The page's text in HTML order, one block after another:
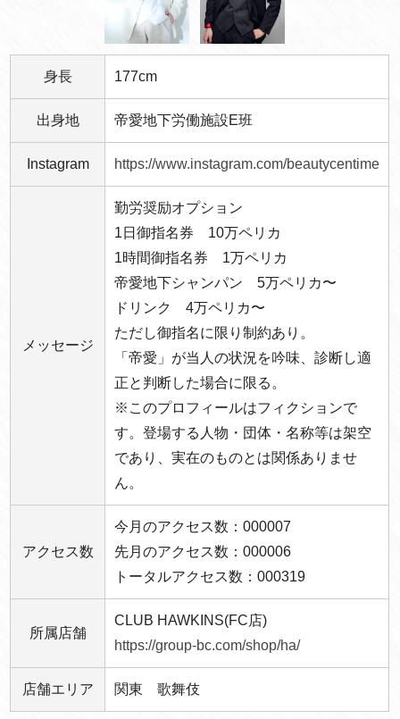
身長 177cm
出身地 帝愛地下労働施設E班
Instagram https://www.instagram.com/beautycentime
メッセージ
勤労奨励オプション
1日御指名券 10万ペリカ
1時間御指名券 1万ペリカ
帝愛地下シャンパン 5万ペリカ〜
ドリンク 4万ペリカ〜
ただし御指名に限り制約あり。
「帝愛」が当人の状況を吟味、診断し適
正と判断した場合に限る。
※このプロフィールはフィクションで
す。登場する人物・団体・名称等は架空
であり、実在のものとは関係ありませ
ん。
アクセス数
今月のアクセス数：000007
先月のアクセス数：000006
トータルアクセス数：000319
所属店舗
CLUB HAWKINS(FC店)
https://group-bc.com/shop/ha/
店舗エリア 関東 歌舞伎